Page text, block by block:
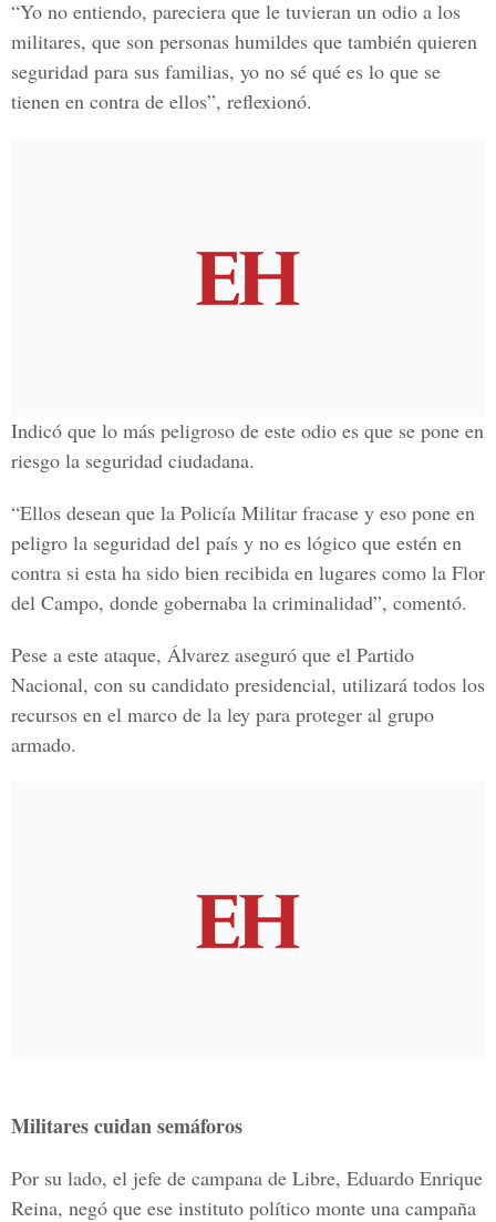
“Yo no entiendo, pareciera que le tuvieran un odio a los
militares, que son personas humildes que también quieren
seguridad para sus familias, yo no sé qué es lo que se
tienen en contra de ellos”, reflexionó.
Indicó que lo más peligroso de este odio es que se pone en
riesgo la seguridad ciudadana.
“Ellos desean que la Policía Militar fracase y eso pone en
peligro la seguridad del país y no es lógico que estén en
contra si esta ha sido bien recibida en lugares como la Flor
del Campo, donde gobernaba la criminalidad”, comentó.
Pese a este ataque, Álvarez aseguró que el Partido
Nacional, con su candidato presidencial, utilizará todos los
recursos en el marco de la ley para proteger al grupo
armado.
Militares cuidan semáforos
Por su lado, el jefe de campana de Libre, Eduardo Enrique
Reina, negó que ese instituto político monte una campaña